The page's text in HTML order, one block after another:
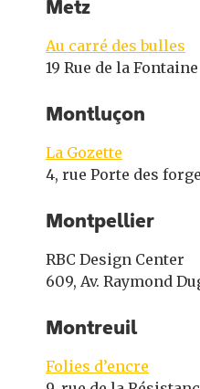
Metz
Au carré des bulles
19 Rue de la Fontaine
Montluçon
La Gozette
4, rue Porte des
Montpellier
RBC Design Center
609, Av. Raymond
Montreuil
Folies d’encre